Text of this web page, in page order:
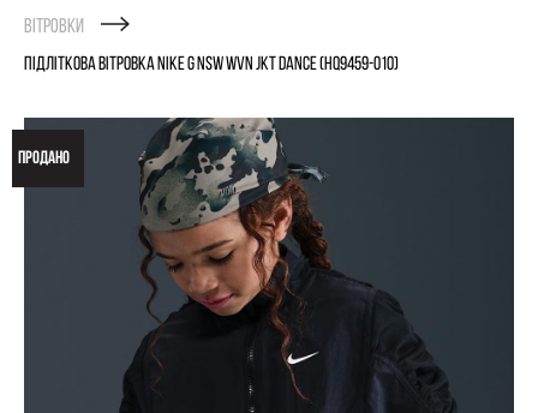
Вітровки
ПІДЛІТКОВА ВІТРОВКА NIKE G NSW WVN JKT DANCE (HQ9459-010)
ПРОДАНО